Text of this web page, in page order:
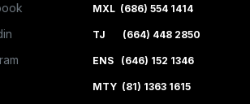
MXL (686) 554 1414
TJ (664) 448 2850
ENS (646) 152 1346
MTY (81) 1363 1615